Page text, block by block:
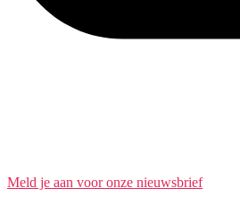
Meld je aan voor onze nieuwsbrief